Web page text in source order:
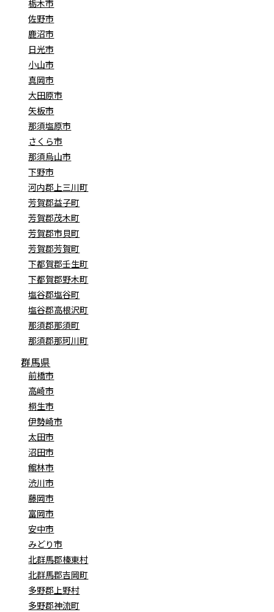
栃木市
佐野市
鹿沼市
日光市
小山市
真岡市
大田原市
矢板市
那須塩原市
さくら市
那須烏山市
下野市
河内郡上三川町
芳賀郡益子町
芳賀郡茂木町
芳賀郡市貝町
芳賀郡芳賀町
下都賀郡壬生町
下都賀郡野木町
塩谷郡塩谷町
塩谷郡高根沢町
那須郡那須町
那須郡那珂川町
群馬県
前橋市
高崎市
桐生市
伊勢崎市
太田市
沼田市
館林市
渋川市
藤岡市
富岡市
安中市
みどり市
北群馬郡榛東村
北群馬郡吉岡町
多野郡上野村
多野郡神流町